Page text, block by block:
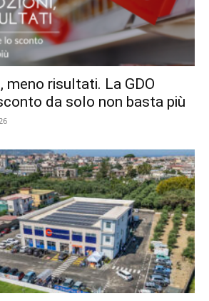
meno risultati. La GDO
da solo non basta più